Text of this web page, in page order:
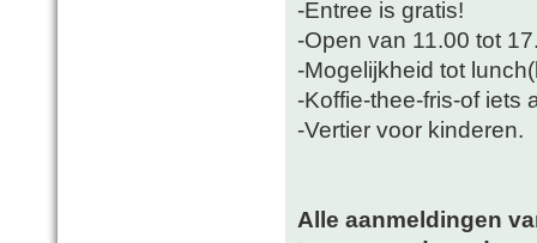
-Entree is gratis!
-Open van 11.00 tot
-Mogelijkheid tot
-Koffie-thee-fris-of iets
-Vertier voor kinderen.
Alle aanmeldingen